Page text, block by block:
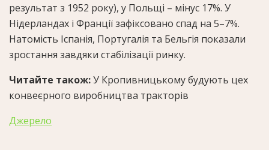
результат з 1952 року), у Польщі – мінус 17%. У
Нідерландах і Франції зафіксовано спад на 5–7%.
Натомість Іспанія, Португалія та Бельгія показали
зростання завдяки стабілізації ринку.
Читайте також:У Кропивницькому будують цех
конвеєрного виробництва тракторів
Джерело